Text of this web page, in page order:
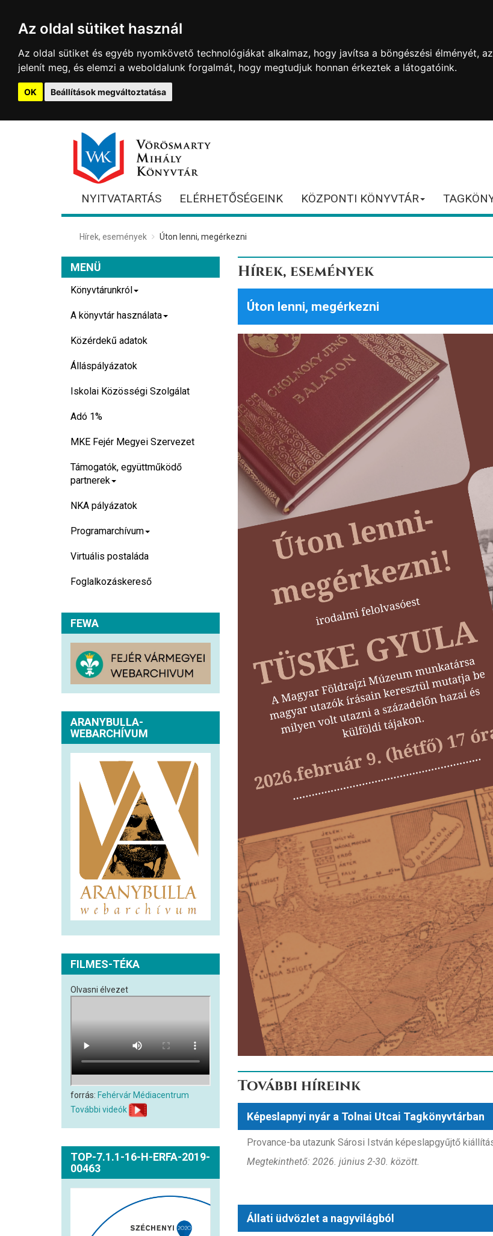
Az oldal sütiket használ
Az oldal sütiket és egyéb nyomkövető technológiákat alkalmaz, hogy javítsa a böngészési élményét,
jelenít meg, és elemzi a weboldalunk forgalmát, hogy megtudjuk honnan érkeztek a látogatóink.
OK Beállítások megváltoztatása
NYITVATARTÁS ELÉRHETŐSÉGEINK KÖZPONTI KÖNYVTÁR
Hírek, események Úton lenni, megérkezni
Hírek, események
Úton lenni, megérkezni
További híreink
Képeslapnyi nyár a Tolnai Utcai Tagkönyvtárban
Provance-ba utazunk Sárosi István képeslapgyűjtő
Megtekinthető: 2026. június 2-30. között.
Állati üdvözlet a nagyvilágból
MENÜ
Könyvtárunkról
A könyvtár használata
Közérdekű adatok
Álláspályázatok
Iskolai Közösségi Szolgálat
Adó 1%
MKE Fejér Megyei Szervezet
Támogatók, együttműködő
partnerek
NKA pályázatok
Programarchívum
Virtuális postaláda
Foglalkozáskereső
FEWA
ARANYBULLA-
WEBARCHÍVUM
FILMES-TÉKA
Olvasni élvezet
forrás: Fehérvár Médiacentrum
További videók
TOP-7.1.1-16-H-ERFA-2019-
00463